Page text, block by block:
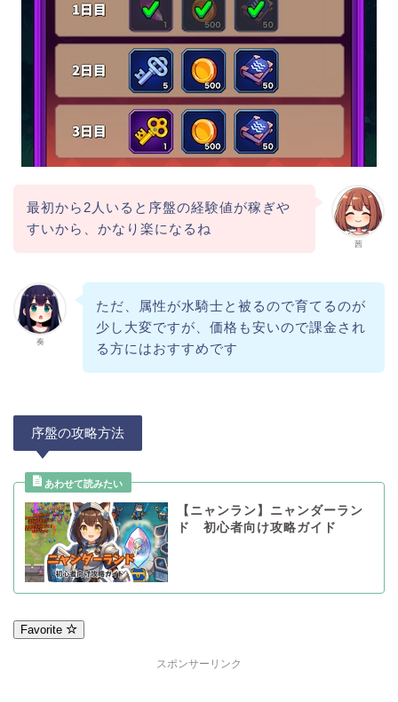
茜
最初から2人いると序盤の経験値が稼ぎや
すいから、かなり楽になるね
奏
ただ、属性が水騎士と被るので育てるのが
少し大変ですが、価格も安いので課金され
る方にはおすすめです
序盤の攻略方法
【ニャンラン】ニャンダーラン
ド 初心者向け攻略ガイド
Favorite
スポンサーリンク